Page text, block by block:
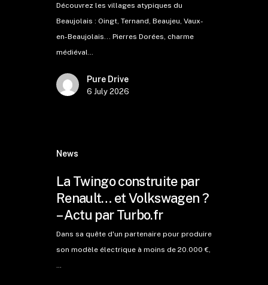
Découvrez les villages atypiques du
Beaujolais : Oingt, Ternand, Beaujeu, Vaux-
en-Beaujolais... Pierres Dorées, charme
médiéval…
Pure Drive
6 July 2026
News
La Twingo construite par
Renault… et Volkswagen ?
– Actu par Turbo.fr
Dans sa quête d'un partenaire pour produire
son modèle électrique à moins de 20.000 €,
…